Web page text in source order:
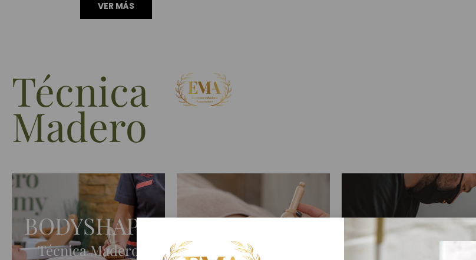
VER MÁS
Técnica
Madero
BODYSHAPE
Técnica Madero
BEAUTY
Técnica Madero
WELLNESS
Técnica Madero